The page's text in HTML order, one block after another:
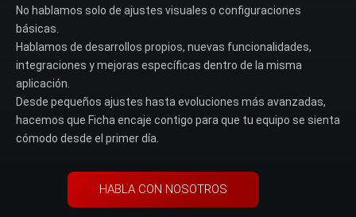
No hablamos solo de ajustes visuales o configuraciones
básicas.
Hablamos de desarrollos propios, nuevas funcionalidades,
integraciones y mejoras específicas dentro de la misma
aplicación.
Desde pequeños ajustes hasta evoluciones más avanzadas,
hacemos que Ficha encaje contigo para que tu equipo se sienta
cómodo desde el primer día.
HABLA CON NOSOTROS